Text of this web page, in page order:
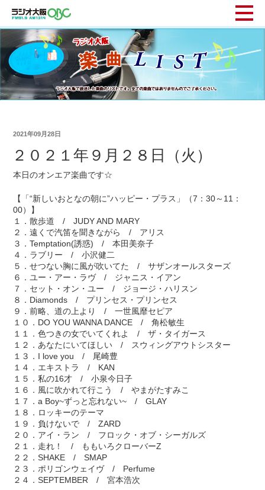
2021年09月28日
２０２１年９月２８日（火）
本日のオンエア楽曲です☆
【「“新しいおとなの朝に”ハッピー・プラス」（7：30～11：
00）】
１．散歩道 / JUDY AND MARY
２．遠くで汽笛を聞きながら / アリス
３．Temptation(誘惑) / 本田美奈子
４．ラブリー / 小沢健二
５．せつない胸に風が吹いてた / サザンオールスターズ
６．ユー・アー・ラヴ / ジャニス・イアン
７．セット・オン・ユー / ジョージ・ハリスン
８．Diamonds / プリンセス・プリンセス
９．前略、道の上より / 一世風靡セピア
１０．DO YOU WANNA DANCE / 角松敏生
１１．色つきの女でいてくれよ / ザ・タイガース
１２．あなたにいてほしい / スウィングアウトシスター
１３．I love you / 尾崎豊
１４．エキストラ / KAN
１５．私の16才 / 小泉今日子
１６．風に吹かれて行こう / やまがたすみこ
１７．a Boy~ずっと忘れない~ / GLAY
１８．ロッキーのテーマ
１９．負けないで / ZARD
２０．アイ・ラン / フロック・オブ・シーガルズ
２１．走れ！ / ももいろクローバーZ
２２．SHAKE / SMAP
２３．ポリゴンウェイヴ / Perfume
２４．SEPTEMBER / 宮本浩次